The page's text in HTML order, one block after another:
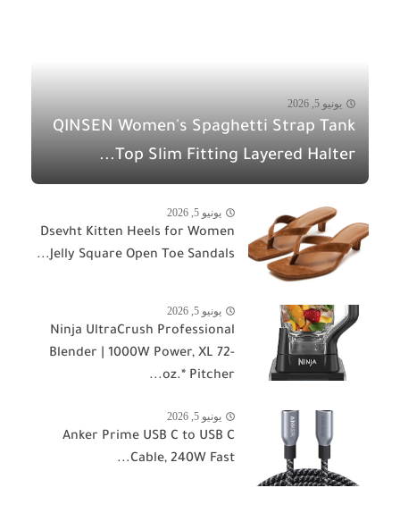
يونيو 5, 2026
QINSEN Women's Spaghetti Strap Tank
Top Slim Fitting Layered Halter...
يونيو 5, 2026
Dsevht Kitten Heels for Women
Jelly Square Open Toe Sandals...
يونيو 5, 2026
Ninja UltraCrush Professional
Blender | 1000W Power, XL 72-
oz.* Pitcher...
يونيو 5, 2026
Anker Prime USB C to USB C
Cable, 240W Fast...